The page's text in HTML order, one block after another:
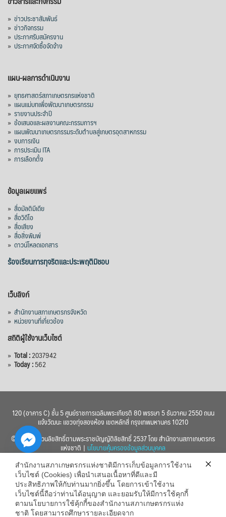
» ข่าวประชาสัมพันธ์
» ข่าวกิจกรรม
» ประกาศรับสมัครงาน
» ประกาศจัดซื้อจัดจ้าง
แผน-ผลการดำเนินงาน
» ยุทธศาสตร์สภาเกษตรกรแห่งชาติ
» แผนแม่บทเพื่อพัฒนาเกษตรกรรม
» รายงานประจำปี
» ข้อเสนอและผลงานคณะกรรมการฯ
» แผนพัฒนาเกษตรกรรมระดับตำบลสู่เกษตรอุตสาหกรรม
» งบการเงิน
» การประเมิน ITA
» การเลือกตั้ง
ข้อมูลเผยแพร่
» สื่อมัลติมีเดีย
» สื่อวิดีโอ
» สื่อเสียง
» สื่อสิ่งพิมพ์
» ดาวน์โหลดเอกสาร
ร้องเรียนการทุจริตและประพฤติมิชอบ
เว็บลิงก์
» สำนักงานสภาเกษตรกรจังหวัด
» หน่วยงานที่เกี่ยวข้อง
สถิติผู้ใช้งานเว็บไซต์
» Total :2037942
» Today :562
120 (อาคาร C) ชั้น 5 ศูนย์ราชการเฉลิมพระเกียรติ 80 พรรษา 5 ธันวาคม 2550 ถนน
แจ้งวัฒนะ แขวงทุ่งสองห้อง เขตหลักสี่ กรุงเทพมหานคร 10210
© 2560 สงวนลิขสิทธิ์ตามพระราชบัญญัติลิขสิทธิ์ 2537 โดย สำนักงานสภาเกษตรกร
แห่งชาติ | นโยบายคุ้มครองข้อมูลส่วนบุคคล
สำนักงานสภาเกษตรกรแห่งชาติมีการเก็บข้อมูลการใช้งาน
เว็บไซต์ (Cookies) เพื่อนำเสนอเนื้อหาที่ดีและมี
ประสิทธิภาพให้กับท่านมากยิ่งขึ้น โดยการเข้าใช้งาน
เว็บไซต์นี้ถือว่าท่านได้อนุญาต และยอมรับให้มีการใช้คุกกี้
ตามนโยบายการใช้คุ้กกี้ของสำนักงานสภาเกษตรกรแห่ง
ชาติ โดยสามารถศึกษารายละเอียดจาก
Hide
chaty